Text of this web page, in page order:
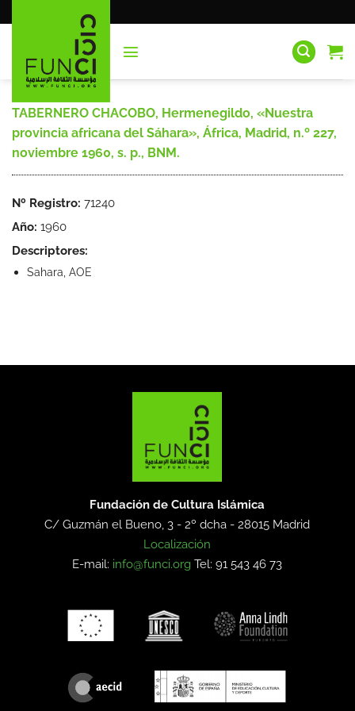
al
TABERNERO CHACOBO, Hermenegildo, «Nuestra
provincia africana del Sáhara», África, Madrid, n.º 227,
noviembre 1960, s. p., BNM.
Nº Registro: 71240
Año: 1960
Descriptores:
Sahara, AOE
Fundación de Cultura Islámica
C/ Guzmán el Bueno, 3 - 2º dcha -28015 Madrid
Localización
E-mail: info@funci.org Tel: 91 543 46 73